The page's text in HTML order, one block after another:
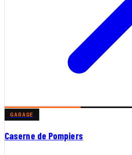
GARAGE
Caserne de Pompiers